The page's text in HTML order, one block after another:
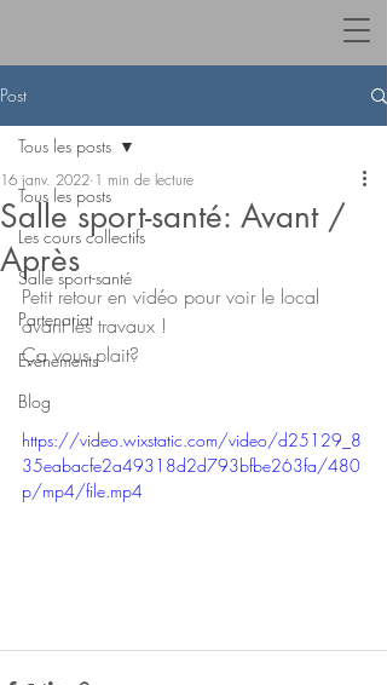
Post
Tous les posts
Les cours collectifs
Salle sport-santé
Partenariat
Evènements
Blog
Tous les posts
Salle sport-santé: Avant /
Après
16 janv. 2022 1 min de lecture
Petit retour en vidéo pour voir le local
avant les travaux !
Ça vous plait?
https://video.wixstatic.com/video/d25129_8
35eabacfe2a49318d2d793bfbe263fa/480
p/mp4/file.mp4